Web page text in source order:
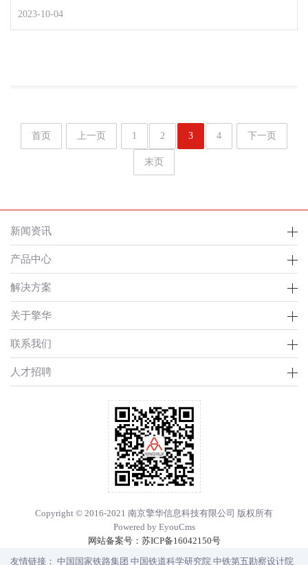
以下课题资助说明：v...
2023-10-04
首页 上一页 1 2 3 4 下一页
末页
新闻资讯
产品中心
解决方案
关于擎华
联系我们
人才招聘
Copyright © 2016-2021 南京擎华信息科技有限公司 版权所有
Powered by EyouCms
网站备案号： 苏ICP备16042150号
友情链接： 中国国家铁路集团 中国铁道科学研究院 中铁第五勘察设计院